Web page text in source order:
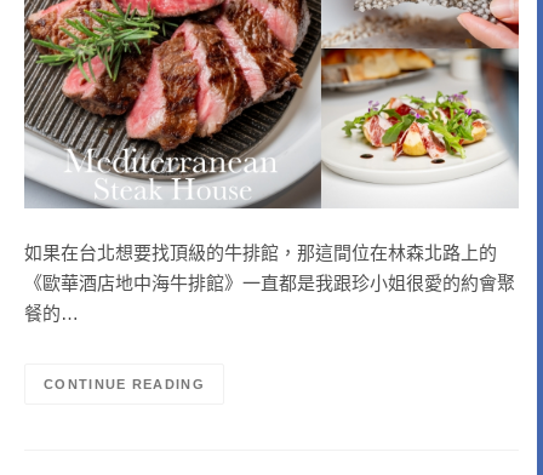
如果在台北想要找頂級的牛排館，那這間位在林森北路上的
《歐華酒店地中海牛排館》一直都是我跟珍小姐很愛的約會聚
餐的…
CONTINUE READING